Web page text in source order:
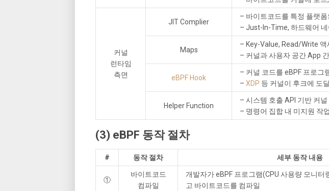
커널
런타임
측면
JIT Complier
– 바이트코드를 특정 플랫
– Just-In-Time, 하드웨어
Maps
– Key-Value, Read/Write 액
– 커널과 사용자 공간 App
eBPF Hook
– 커널 코드를 eBPF 프로그
– XDP 등 커널이 후크에 도
Helper Function
– 시스템 호출 API 기반 커
– 명령어 집합 내 미지원 작
(3) eBPF 동작 절차
# 동작 절차 세부 동작 내용
①
바이트코드
컴파일
개발자가 eBPF 프로그램(CPU 사용량 모니터
고 바이트코드를 컴파일